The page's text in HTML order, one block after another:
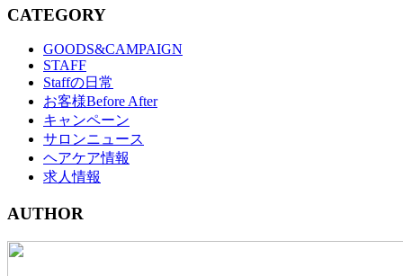
CATEGORY
GOODS&CAMPAIGN
STAFF
Staffの日常
お客様Before After
キャンペーン
サロンニュース
ヘアケア情報
求人情報
AUTHOR